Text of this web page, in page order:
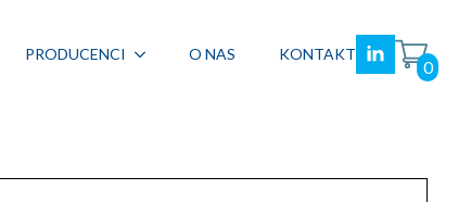
PRODUCENCI O NAS KONTAKT
0